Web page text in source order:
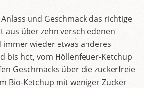
Anlass und Geschmack das richtige
aus über zehn verschiedenen
wieder etwas anderes
bis hot, vom Höllenfeuer-Ketchup
Geschmacks über die zuckerfreie
Bio-Ketchup mit weniger Zucker